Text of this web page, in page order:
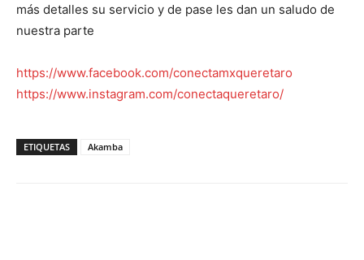
más detalles su servicio y de pase les dan un saludo de
nuestra parte
https://www.facebook.com/conectamxqueretaro
https://www.instagram.com/conectaqueretaro/
ETIQUETAS Akamba